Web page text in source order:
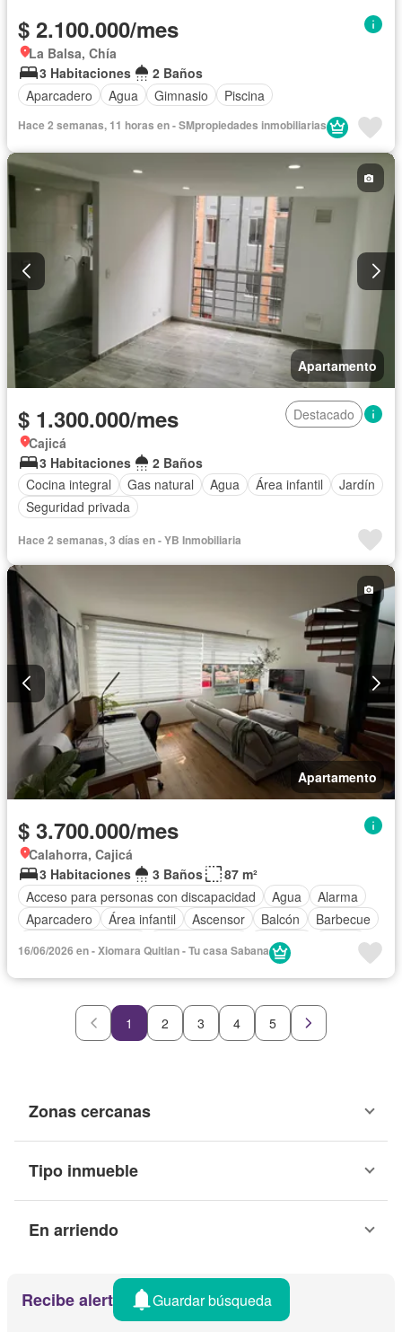
$ 2.100.000/mes
La Balsa, Chía
3 Habitaciones
2 Baños
Aparcadero
Agua Gimnasio Piscina
Hace 2 semanas, 11 horas en - SMpropiedades inmobiliarias
Apartamento
$ 1.300.000/mes
Destacado
Cajicá
3 Habitaciones
2 Baños
Cocina integral
Gas natural Agua Área infantil
Jardín
Seguridad privada
Hace 2 semanas, 3 días en - YB Inmobiliaria
Apartamento
$ 3.700.000/mes
Calahorra, Cajicá
3 Habitaciones
3 Baños
87 m²
Acceso para personas con discapacidad
Agua
Alarma
Aparcadero
Área infantil Ascensor Balcón
Barbecue
Vigilante
Terraza
Vista panorámica
Permite mascotas
Permite niños
Solo familias
16/06/2026 en - Xiomara Quitian - Tu casa Sabana
1 2 3 4 5
Zonas cercanas
Tipo inmueble
En arriendo
Recibe alertas por emailGuardar búsqueda